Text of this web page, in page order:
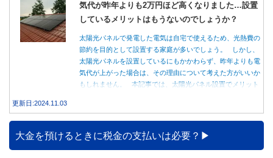
気代が昨年よりも2万円ほど高くなりました…設置
しているメリットはもうないのでしょうか？
太陽光パネルで発電した電気は自宅で使えるため、光熱費の
節約を目的として設置する家庭が多いでしょう。 しかし、
太陽光パネルを設置しているにもかかわらず、昨年よりも電
気代が上がった場合は、その理由について考えた方がいいか
もしれません。 本記事では、太陽光パネル設置でメリット
更新日:2024.11.03
大金を預けるときに税金の支払いは必要？